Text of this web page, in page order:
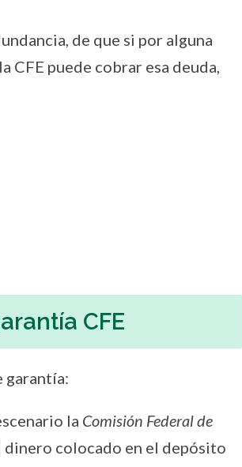
de que si por alguna
CFE puede cobrar esa deuda,
CFE
garantía:
la Comisión Federal de
dinero colocado en el depósito